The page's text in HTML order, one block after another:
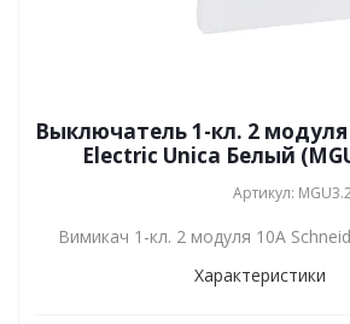
Выключатель 1-кл. 2 модуля
Electric Unica Белый
Артикул:
Вимикач 1-кл. 2 модуля 10А
Характеристики